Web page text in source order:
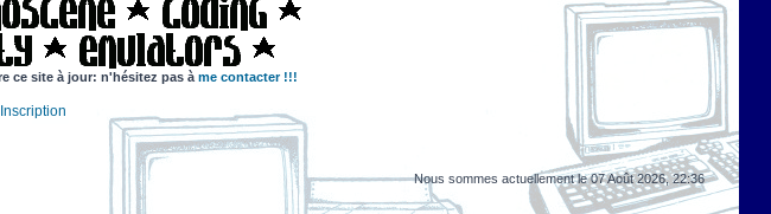
ce site à jour: n'hésitez pas à me contacter !!!
Nous sommes actuellement le 07 Août 2026, 22:36